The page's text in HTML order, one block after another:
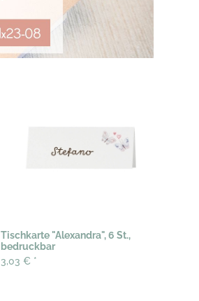
Tischkarte "Alexandra", 6 St.,
bedruckbar
3,03 € *